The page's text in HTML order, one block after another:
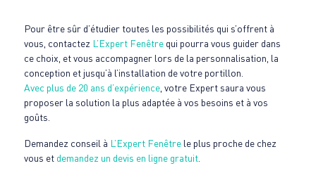
Pour être sûr d’étudier toutes les possibilités qui s’offrent à
vous, contactez L’Expert Fenêtrequi pourra vous guider dans
ce choix, et vous accompagner lors de la personnalisation, la
conception et jusqu’à l’installation de votre portillon.
Avec plus de 20 ans d’expérience, votre Expert saura vous
proposer la solution la plus adaptée à vos besoins et à vos
goûts.
Demandez conseil à L’Expert Fenêtrele plus proche de chez
vous et demandez un devis en ligne gratuit.